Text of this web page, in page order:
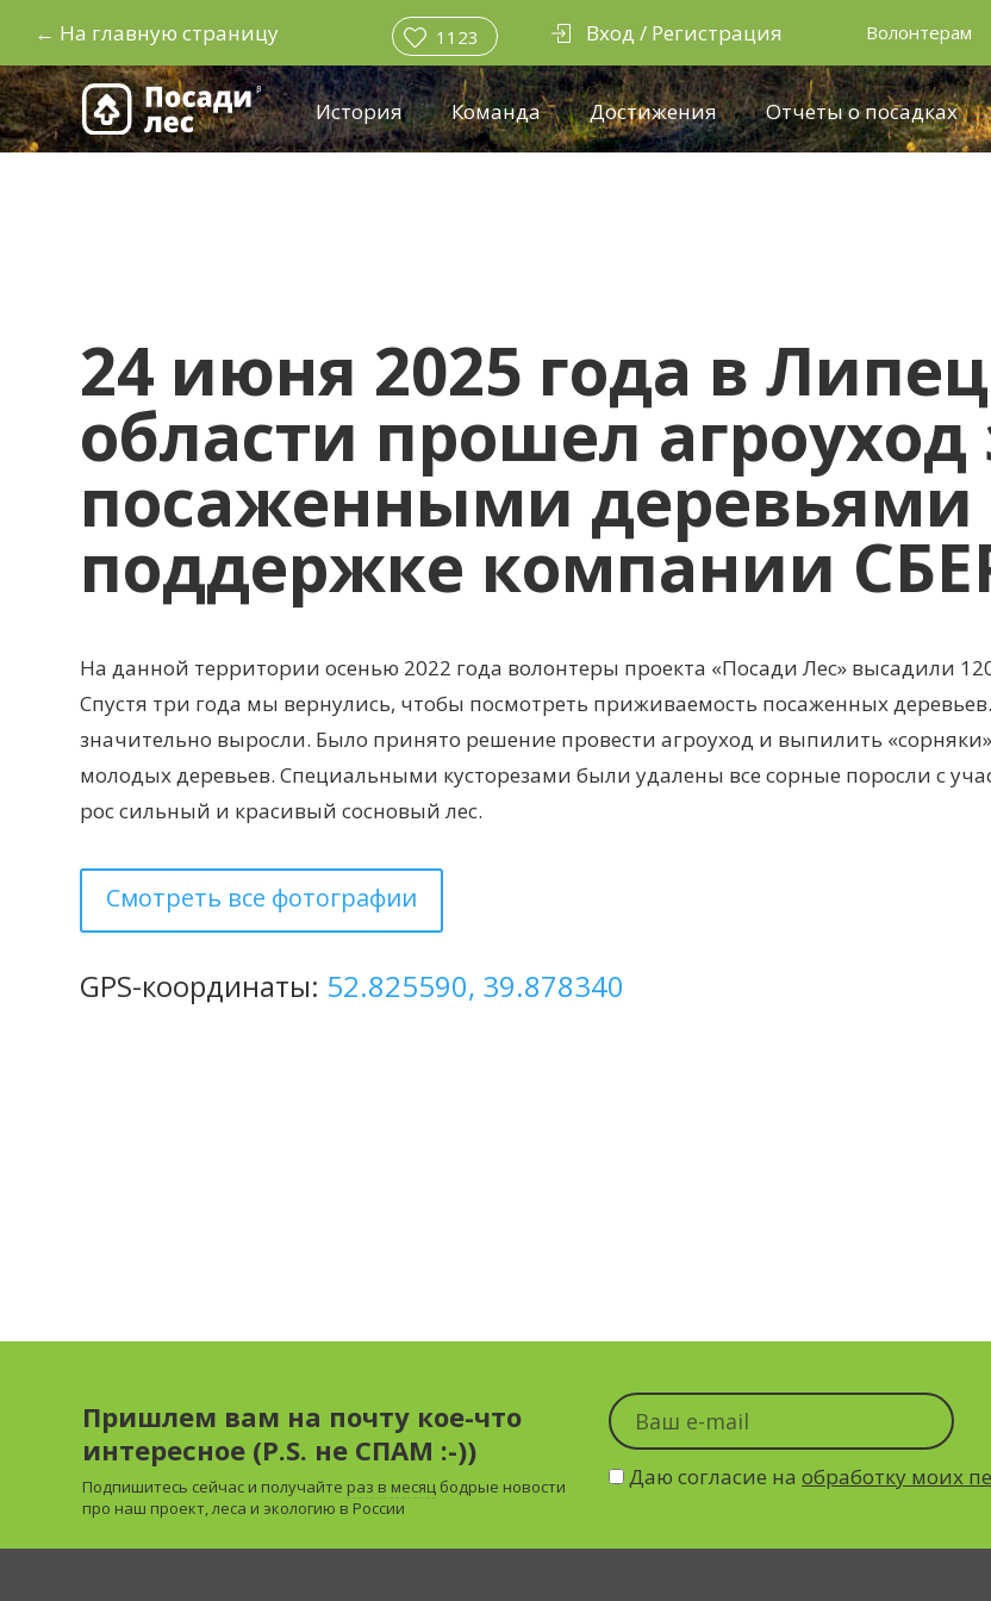
← На главную страницу 1123 Вход / Регистрация Волонтерам
История Команда Достижения Отчеты о посадках
24 июня 2025 года в
области прошел агроуход
посаженными деревьями
поддержке компании
На данной территории осенью 2022 года волонтеры проекта «Посади Лес» высадили
Спустя три года мы вернулись, чтобы посмотреть приживаемость посаженных
значительно выросли. Было принято решение провести агроуход и выпилить
молодых деревьев. Специальными кусторезами были удалены все сорные поросли с
рос сильный и красивый сосновый лес.
Смотреть все фотографии
GPS-координаты: 52.825590, 39.878340
Пришлем вам на почту кое-что
интересное (P.S. не СПАМ :-))
Подпишитесь сейчас и получайте раз в месяц бодрые новости
про наш проект, леса и экологию в России
Даю согласие наобработку моих